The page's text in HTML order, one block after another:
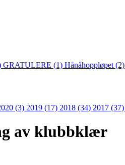
GRATULERE (1) Hånåhoppløpet (2)
(3) 2019 (17) 2018 (34) 2017 (37)
av klubbklær